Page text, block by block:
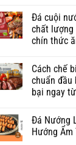
Đá cuội
chất lượng
chín thức
Cách chế
chuẩn đầu
bại ngay
Đá Nướng
Hướng